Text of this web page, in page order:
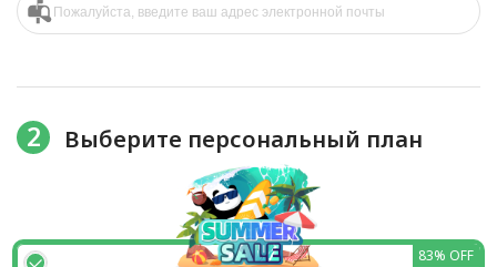
2 Выберите персональный план
83% OFF